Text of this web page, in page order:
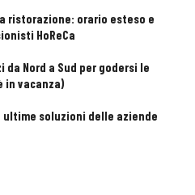
ristorazione: orario esteso e
HoReCa
Nord a Sud per godersi le
in vacanza)
ultime soluzioni delle aziende